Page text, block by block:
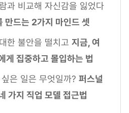
과 비교해 자신감을 잃었다
만드는 2가지 마인드 셋
한 불안을 떨치고 지금, 여
게 집중하고 몰입하는 법
은 일은 무엇일까? 퍼스널
가지 직업 모델 접근법